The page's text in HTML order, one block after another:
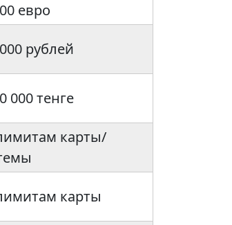
евро
рублей
000 тенге
карты/
карты